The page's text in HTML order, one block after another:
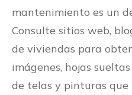
mantenimiento es un
Consulte sitios web,
de viviendas para
imágenes, hojas
de telas y pinturas